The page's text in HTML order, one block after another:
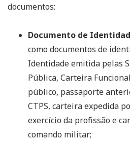
documentos:
Documento de
como documentos de
Identidade emitida pelas
Pública, Carteira
público, passaporte
CTPS, carteira expedida
exercício da profissão e
comando militar;